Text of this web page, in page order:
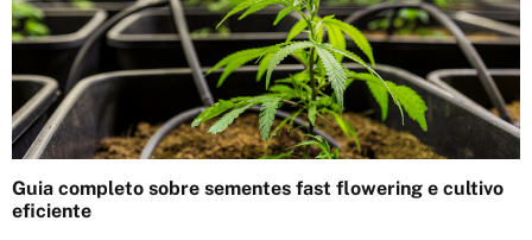
t
i
g
o
s
Guia completo sobre sementes fast flowering e cultivo
eficiente